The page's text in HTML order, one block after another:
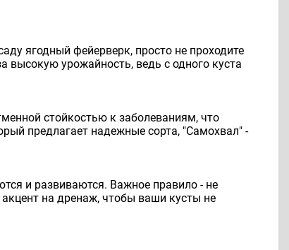
ягодный фейерверк, просто не проходите
высокую урожайность, ведь с одного куста
стойкостью к заболеваниям, что
предлагает надежные сорта, "Самохвал" -
и развиваются. Важное правило - не
на дренаж, чтобы ваши кусты не